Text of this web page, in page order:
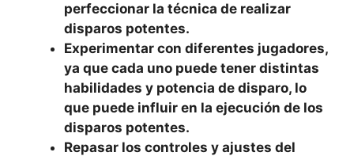
perfeccionar la técnica de realizar
disparos potentes.
Experimentar con diferentes jugadores,
ya que cada uno puede tener distintas
habilidades y potencia de disparo, lo
que puede influir en la ejecución de los
disparos potentes.
Repasar los controles y ajustes del